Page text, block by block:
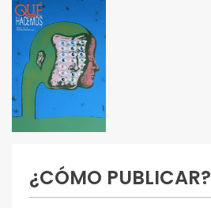
¿CÓMO PUBLICAR?